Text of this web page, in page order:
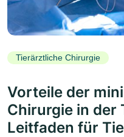
Tierärztliche Chirurgie
Vorteile der
Chirurgie in der
Leitfaden für